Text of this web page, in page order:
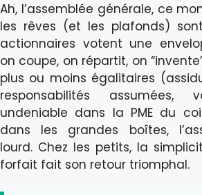
Ah, l’assemblée générale, ce
les rêves (et les plafonds)
actionnaires votent une
on coupe, on répartit, on
plus ou moins égalitaires
responsabilités assumées,
undeniable dans la PME du
dans les grandes boîtes,
lourd. Chez les petits, la
forfait fait son retour triomphal.